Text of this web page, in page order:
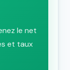
le net
et taux